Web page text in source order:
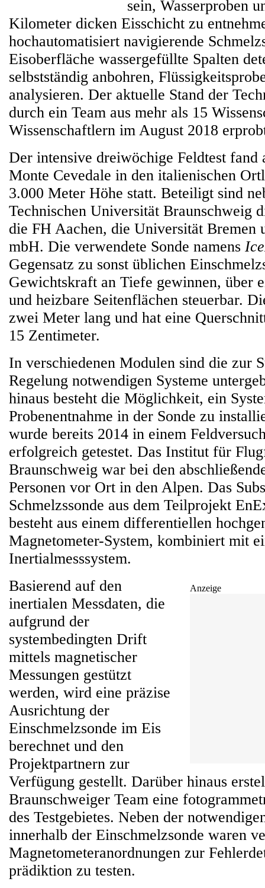
sein, Wasserproben
Kilometer dicken Eisschicht zu
hochautomatisiert navigierende
Eisoberfläche wassergefüllte Spalten
selbstständig anbohren,
analysieren. Der aktuelle Stand der
durch ein Team aus mehr als 15
Wissenschaftlern im August 2018
Der intensive dreiwöchige Feldtest fand
Monte Cevedale in den italienischen
3.000 Meter Höhe statt. Beteiligt sind
Technischen Universität Braunschweig
die FH Aachen, die Universität Bremen
mbH. Die verwendete Sonde namens
Gegensatz zu sonst üblichen
Gewichtskraft an Tiefe gewinnen, über
und heizbare Seitenflächen steuerbar.
zwei Meter lang und hat eine
15 Zentimeter.
In verschiedenen Modulen sind die zur
Regelung notwendigen Systeme
hinaus besteht die Möglichkeit, ein
Probenentnahme in der Sonde zu
wurde bereits 2014 in einem
erfolgreich getestet. Das Institut für
Braunschweig war bei den
Personen vor Ort in den Alpen. Das
Schmelzssonde aus dem Teilprojekt
besteht aus einem differentiellen
Magnetometer-System, kombiniert mit
Inertialmesssystem.
Anzeige
Basierend auf den
inertialen Messdaten, die
aufgrund der
systembedingten Drift
mittels magnetischer
Messungen gestützt
werden, wird eine präzise
Ausrichtung der
Einschmelzsonde im Eis
berechnet und den
Projektpartnern zur
Verfügung gestellt. Darüber hinaus
Braunschweiger Team eine
des Testgebietes. Neben der
innerhalb der Einschmelzsonde waren
Magnetometeranordnungen zur
prädiktion zu testen.